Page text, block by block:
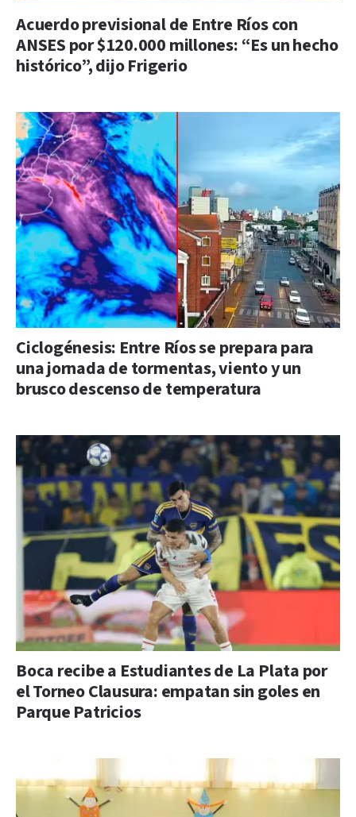
Acuerdo previsional de Entre Ríos con
ANSES por $120.000 millones: “Es un hecho
histórico”, dijo Frigerio
Ciclogénesis: Entre Ríos se prepara para
una jornada de tormentas, viento y un
brusco descenso de temperatura
Boca recibe a Estudiantes de La Plata por
el Torneo Clausura: empatan sin goles en
Parque Patricios